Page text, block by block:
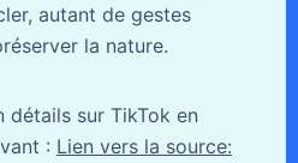
autant de gestes
la nature.
détails sur TikTok en
: Lien vers la source: